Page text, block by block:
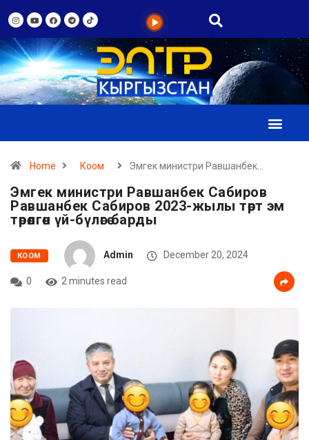
Home Коом Эмгек министри Равшанбек…
Эмгек министри Равшанбек Сабиров
Равшанбек Сабиров 2023-жылы төрт эм
төрөлгөн үй-бүлөгө барды
КООМ Admin December 20, 2024
0 2 minutes read